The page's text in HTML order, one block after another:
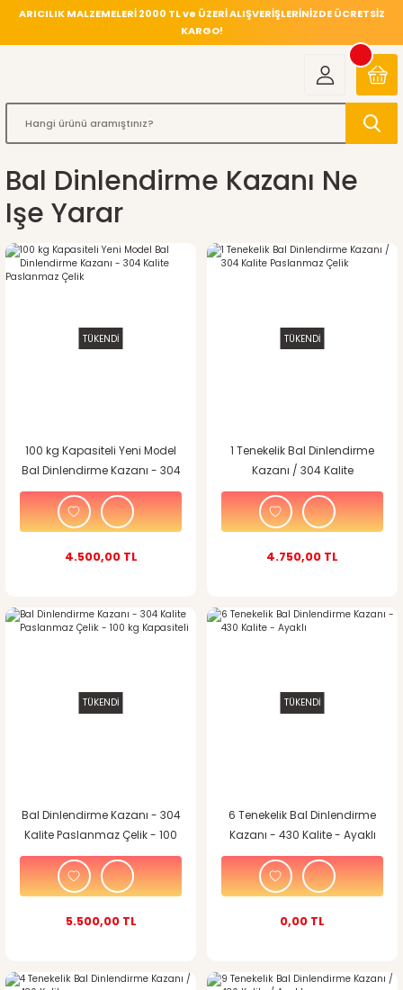
ARICILIK MALZEMELERİ 2000 TL ve ÜZERİ ALIŞVERİŞLERİNİZDE ÜCRETSİZ
KARGO!
Bal Dinlendirme Kazanı Ne
Işe Yarar
TÜKENDİ
100 kg Kapasiteli Yeni Model
Bal Dinlendirme Kazanı - 304
Kalite Paslanmaz Çelik
4.500,00 TL
TÜKENDİ
1 Tenekelik Bal Dinlendirme
Kazanı / 304 Kalite
Paslanmaz Çelik
4.750,00 TL
TÜKENDİ
Bal Dinlendirme Kazanı - 304
Kalite Paslanmaz Çelik - 100
kg Kapasiteli
5.500,00 TL
TÜKENDİ
6 Tenekelik Bal Dinlendirme
Kazanı - 430 Kalite - Ayaklı
0,00 TL